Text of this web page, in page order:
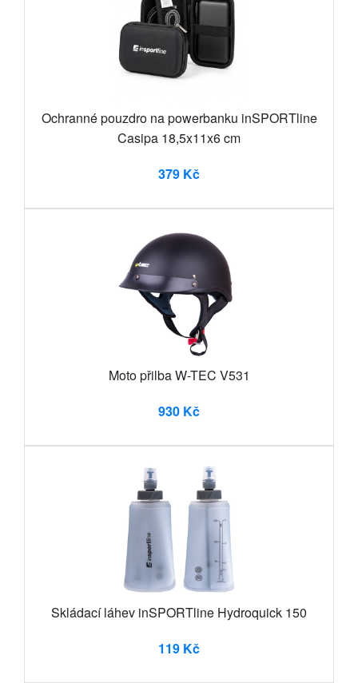
Ochranné pouzdro na powerbanku inSPORTline
Casipa 18,5x11x6 cm
379 Kč
Moto přilba W-TEC V531
930 Kč
Skládací láhev inSPORTline Hydroquick 150
119 Kč